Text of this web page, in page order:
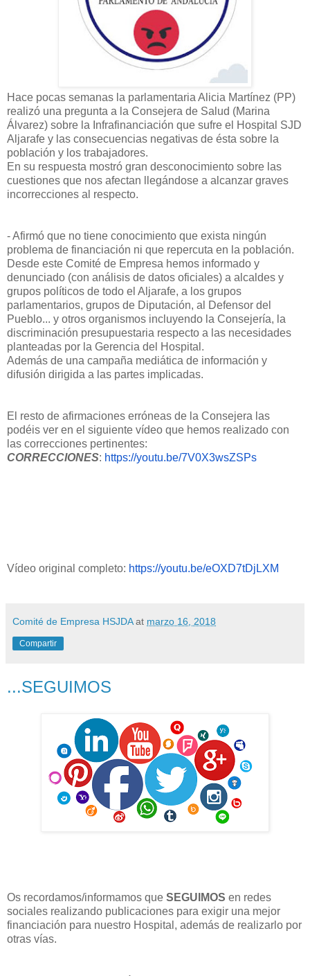
Hace pocas semanas la parlamentaria Alicia Martínez (PP)
realizó una pregunta a la Consejera de Salud (Marina
Álvarez) sobre la Infrafinanciación que sufre el Hospital SJD
Aljarafe y las consecuencias negativas de ésta sobre la
población y los trabajadores.
En su respuesta mostró gran desconocimiento sobre las
cuestiones que nos afectan llegándose a alcanzar graves
incorrecciones al respecto.
- Afirmó que no tiene conocimiento que exista ningún
problema de financiación ni que repercuta en la población.
Desde este Comité de Empresa hemos informado y
denunciado (con análisis de datos oficiales) a alcaldes y
grupos políticos de todo el Aljarafe, a los grupos
parlamentarios, grupos de Diputación, al Defensor del
Pueblo... y otros organismos incluyendo la Consejería, la
discriminación presupuestaria respecto a las necesidades
planteadas por la Gerencia del Hospital.
Además de una campaña mediática de información y
difusión dirigida a las partes implicadas.
El resto de afirmaciones erróneas de la Consejera las
podéis ver en el siguiente vídeo que hemos realizado con
las correcciones pertinentes:
CORRECCIONES: https://youtu.be/7V0X3wsZSPs
Vídeo original completo: https://youtu.be/eOXD7tDjLXM
Comité de Empresa HSJDA at marzo 16, 2018
Compartir
...SEGUIMOS
Os recordamos/informamos que SEGUIMOS en redes
sociales realizando publicaciones para exigir una mejor
financiación para nuestro Hospital, además de realizarlo por
otras vías.